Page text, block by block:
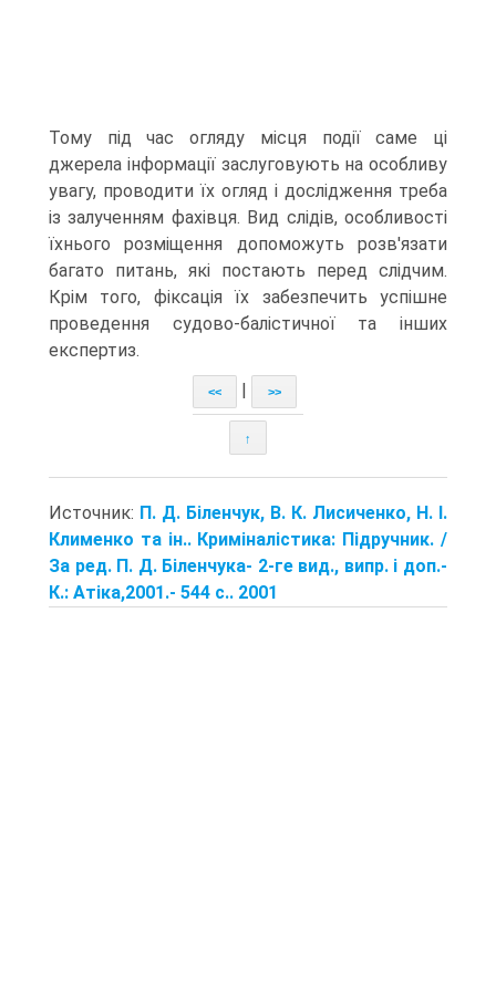
Тому під час огляду місця події саме ці
джерела інформації заслуговують на особливу
увагу, проводити їх огляд і дослідження треба
із залученням фахівця. Вид слідів, особливості
їхнього розміщення допоможуть розв'язати
багато питань, які постають перед слідчим.
Крім того, фіксація їх забезпечить успішне
проведення судово-балістичної та інших
експертиз.
<< >>
↑
Источник: П. Д. Біленчук, В. К. Лисиченко, Н. І.
Клименко та ін.. Криміналістика: Підручник. /
За ред. П. Д. Біленчука- 2-ге вид., випр. і доп.-
К.: Атіка,2001.- 544 с.. 2001